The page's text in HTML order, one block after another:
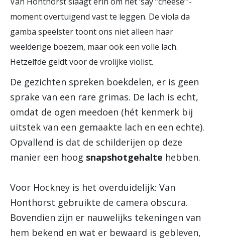
moment overtuigend vast te leggen. De viola da
gamba speelster toont ons niet alleen haar
weelderige boezem, maar ook een volle lach.
Hetzelfde geldt voor de vrolijke violist.
De gezichten spreken boekdelen, er is geen
sprake van een rare grimas. De lach is echt,
omdat de ogen meedoen (hét kenmerk bij
uitstek van een gemaakte lach en een echte).
Opvallend is dat de schilderijen op deze
manier een hoog snapshotgehalte hebben.
Voor Hockney is het overduidelijk: Van
Honthorst gebruikte de camera obscura.
Bovendien zijn er nauwelijks tekeningen van
hem bekend en wat er bewaard is gebleven,